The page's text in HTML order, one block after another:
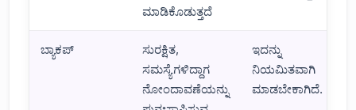
ಮಾಡಿಕೊಡುತ್ತದೆ
ಬ್ಯಾಕಪ್
ಸುರಕ್ಷಿತ,
ಸಮಸ್ಯೆಗಳಿದ್ದಾಗ
ನೋಂದಾವಣೆಯನ್ನು
ಇದನ್ನು
ನಿಯಮಿತವಾಗಿ
ಮಾಡಬೇಕಾಗಿದೆ.